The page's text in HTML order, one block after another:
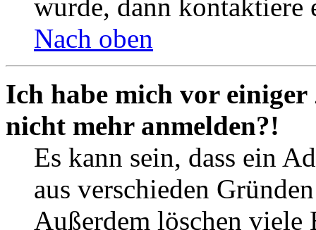
wurde, dann kontaktiere
Nach oben
Ich habe mich vor
nicht mehr anmelden?!
Es kann sein, dass ein
aus verschieden
Außerdem löschen viele